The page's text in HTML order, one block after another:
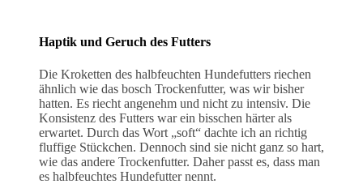
Haptik und Geruch des Futters
Die Kroketten des halbfeuchten Hundefutters riechen
ähnlich wie das bosch Trockenfutter, was wir bisher
hatten. Es riecht angenehm und nicht zu intensiv. Die
Konsistenz des Futters war ein bisschen härter als
erwartet. Durch das Wort „soft“ dachte ich an richtig
fluffige Stückchen. Dennoch sind sie nicht ganz so hart,
wie das andere Trockenfutter. Daher passt es, dass man
es halbfeuchtes Hundefutter nennt.